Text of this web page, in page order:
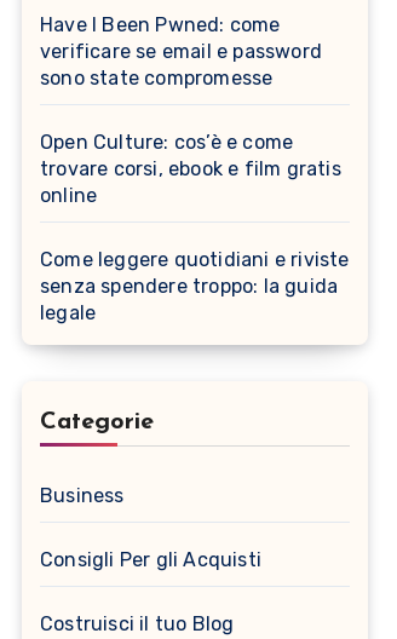
Have I Been Pwned: come
verificare se email e password
sono state compromesse
Open Culture: cos’è e come
trovare corsi, ebook e film gratis
online
Come leggere quotidiani e riviste
senza spendere troppo: la guida
legale
Categorie
Business
Consigli Per gli Acquisti
Costruisci il tuo Blog